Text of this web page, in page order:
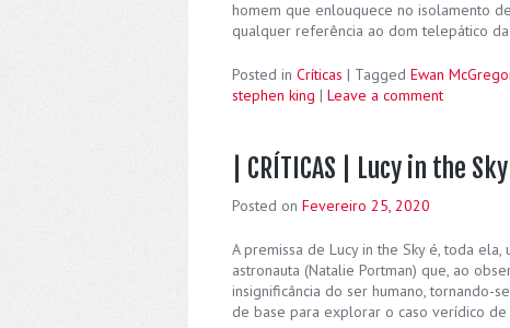
homem que enlouquece no isolamento
qualquer referência ao dom telepático
Posted in Críticas | Tagged Ewan
stephen king | Leave a comment
| CRÍTICAS | Lucy in the Sky
Posted on Fevereiro 25, 2020
A premissa de Lucy in the Sky é, toda
astronauta (Natalie Portman) que, ao
insignificância do ser humano, tornando-
de base para explorar o caso verídico